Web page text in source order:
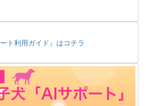
ト利用ガイド』はコチラ